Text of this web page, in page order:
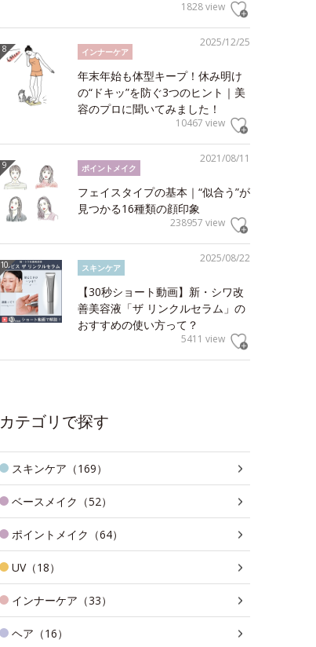
1828 view
2025/12/25
インナーケア
年末年始も体型キープ！休み明け
の“ドキッ”を防ぐ3つのヒント｜美
容のプロに聞いてみました！
10467 view
2021/08/11
ポイントメイク
フェイスタイプの基本｜“似合う”が
見つかる16種類の顔印象
238957 view
2025/08/22
スキンケア
【30秒ショート動画】新・シワ改
善美容液「ザ リンクルセラム」の
おすすめの使い方って？
5411 view
カテゴリで探す
スキンケア（169）
ベースメイク（52）
ポイントメイク（64）
UV（18）
インナーケア（33）
ヘア（16）